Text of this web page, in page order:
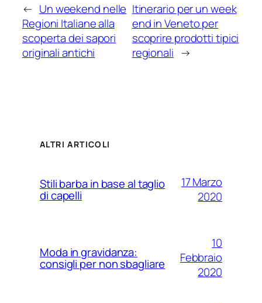
← Un weekend nelle
Regioni Italiane alla
scoperta dei sapori
originali antichi
Itinerario per un week
end in Veneto per
scoprire prodotti tipici
regionali →
ALTRI ARTICOLI
Stili barba in base al taglio
di capelli
17 Marzo
2020
Moda in gravidanza:
consigli per non sbagliare
10
Febbraio
2020